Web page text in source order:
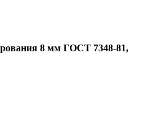
8 мм ГОСТ 7348-81,